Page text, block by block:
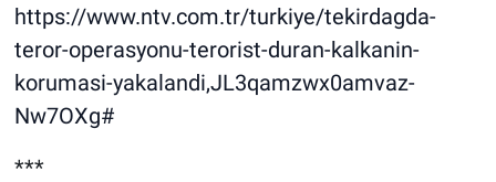
https://www.ntv.com.tr/turkiye/tekirdagda-
teror-operasyonu-terorist-duran-kalkanin-
korumasi-yakalandi,JL3qamzwx0amvaz-
Nw7OXg#
***